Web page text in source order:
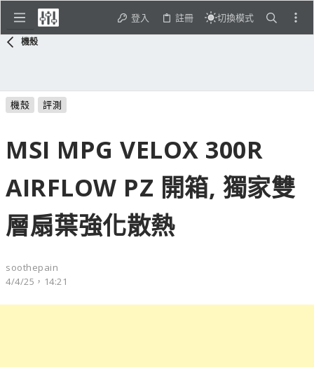
登入 註冊 切換模式
機殼
機殼 評測
MSI MPG VELOX 300R
AIRFLOW PZ 開箱, 獨家雙
層扇葉強化散熱
soothepain
4/4/25，14:21